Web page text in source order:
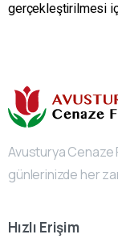
gerçekleştirilmesi
Avusturya Cenaze
günlerinizde her
Hızlı Erişim